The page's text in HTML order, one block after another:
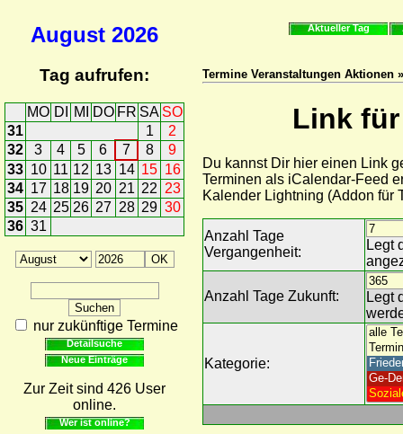
August 2026
Tag aufrufen:
MO DI MI DO FR SA SO
31
1
2
32
3 4 5 6 7 8
9
33 10 11 12 13 14 15 16
34 17 18 19 20 21 22 23
35 24 25 26 27 28 29 30
36 31
nur zukünftige Termine
Detailsuche
Neue Einträge
Zur Zeit sind 426 User
online.
Wer ist online?
Aktueller Tag
Termine Veranstaltungen Aktionen
Link
Du kannst Dir hier einen Link
Terminen als iCalendar-Feed
Kalender Lightning (Addon für
Anzahl Tage
Vergangenheit:
Legt
Anzahl Tage Zukunft:
Legt
Kategorie: